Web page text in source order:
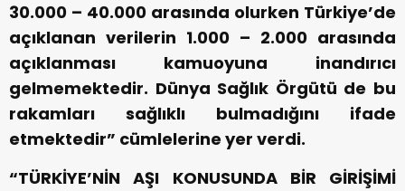
30.000 – 40.000 arasında olurken Türkiye’de
açıklanan verilerin 1.000 – 2.000 arasında
açıklanması kamuoyuna inandırıcı
gelmemektedir. Dünya Sağlık Örgütü de bu
rakamları sağlıklı bulmadığını ifade
etmektedir” cümlelerine yer verdi.
“TÜRKİYE’NİN AŞI KONUSUNDA BİR GİRİŞİMİ